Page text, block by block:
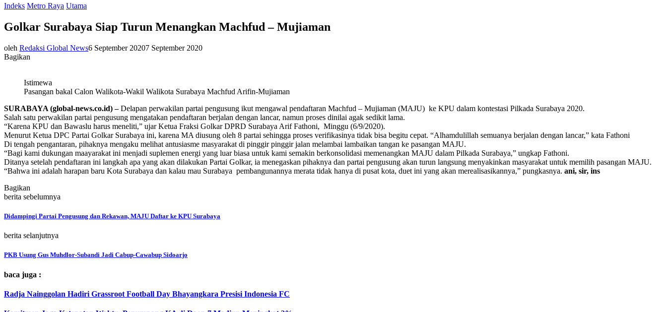
Indeks Metro Raya Utama
Golkar Surabaya Siap Turun Menangkan Machfud – Mujiaman
oleh Redaksi Global News6 September 20207 September 2020
Bagikan
Istimewa
Pasangan bakal Calon Walikota-Wakil Walikota Surabaya Machfud Arifin-Mujiaman
SURABAYA (global-news.co.id) –Delapan perwakilan partai pengusung ikut mengawal pendaftaran Machfud – Mujiaman (MAJU) ke KPU dalam kontestasi Pilkada Surabaya 2020.
Salah satu perwakilan partai pengusung mengatakan pendaftaran berjalan dengan lancar, namun proses dinilai agak sedikit lama.
“Karena KPU dan Bawaslu harus meneliti,” ujar Ketua Fraksi Golkar DPRD Surabaya Arif Fathoni, Minggu (6/9/2020).
Menurut Ketua DPC Partai Golkar Surabaya ini, karena MA diusung oleh 8 partai sehingga proses verifikasinya tidak bisa begitu cepat. “Alhamdulillah semuanya berjalan dengan lancar,” kata Fathoni
Di tengah pengantaran, pihaknya mengaku melihat antusiasme masyarakat di pinggir pinggir jalan melambai lambaikan tangan ke pasangan MAJU.
“Bagi kami dukungan maayarakat ini menjadi suplemen energi yang luar biasa untuk kami semakin berkonsolidasi memenangkan MAJU dalam Pilkada Surabaya,” ungkap Fathoni.
Ditanya setelah pendaftaran ini langkah apa yang akan dilakukan Partai Golkar, ia menegaskan pihaknya dan partai pengusung akan turun langsung menyakinkan masyarakat untuk memilih pasangan MAJU.
“Bahwa ini adalah harapan baru Kota Surabaya dan kalau mau Surabaya pembangunannya merata tidak hanya di pusat kota, duet ini yang akan merealisasikannya,” pungkasnya. ani, sir, ins
Bagikan
berita sebelumnya
Didampingi Partai Pengusung dan Rekawan, MAJU Daftar ke KPU Surabaya
berita selanjutnya
PKB Usung Gus Muhdlor-Subandi Jadi Cabup-Cawabup Sidoarjo
baca juga :
Radja Nainggolan Hadiri Grassroot Football Day Bhayangkara Presisi Indonesia FC